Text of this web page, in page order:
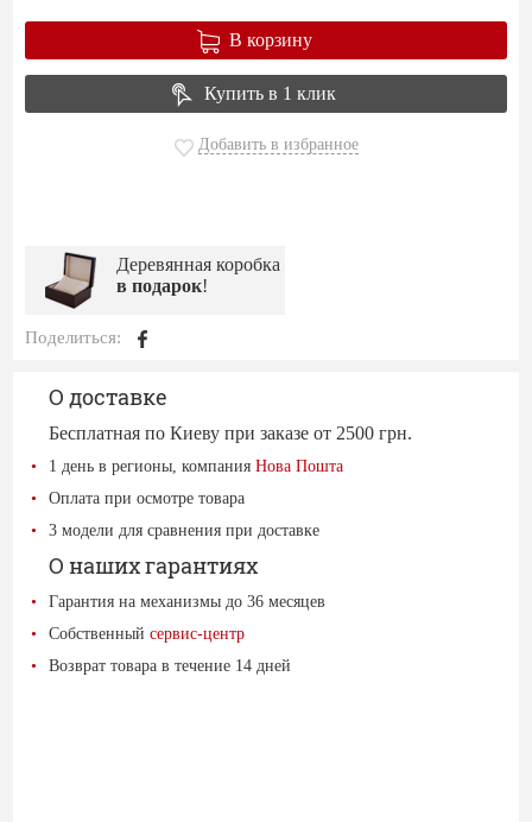
В корзину
Купить в 1 клик
Добавить в избранное
Деревянная коробка
в подарок!
Поделиться:
О доставке
Бесплатная по Киеву при заказе от 2500 грн.
1 день в регионы, компанияНова Пошта
Оплата при осмотре товара
3 модели для сравнения при доставке
О наших гарантиях
Гарантия на механизмы до 36 месяцев
Собственныйсервис-центр
Возврат товара в течение 14 дней